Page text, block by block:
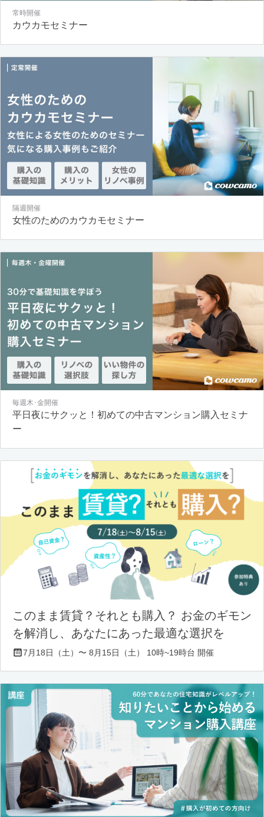
常時開催
カウカモセミナー
隔週開催
女性のためのカウカモセミナー
毎週木･金開催
平日夜にサクッと！初めての中古マンション購入セミナ
ー
このまま賃貸？それとも購入？ お金のギモン
を解消し、あなたにあった最適な選択を
7月18日（土）〜 8月15日（土） 10時~19時台 開催